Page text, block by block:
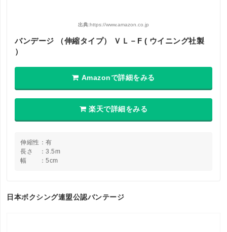
出典:https://www.amazon.co.jp
バンデージ （伸縮タイプ） ＶＬ－F ( ウイニング社製
）
Amazonで詳細をみる
楽天で詳細をみる
伸縮性：有
長さ ：3.5m
幅 ：5cm
日本ボクシング連盟公認バンテージ